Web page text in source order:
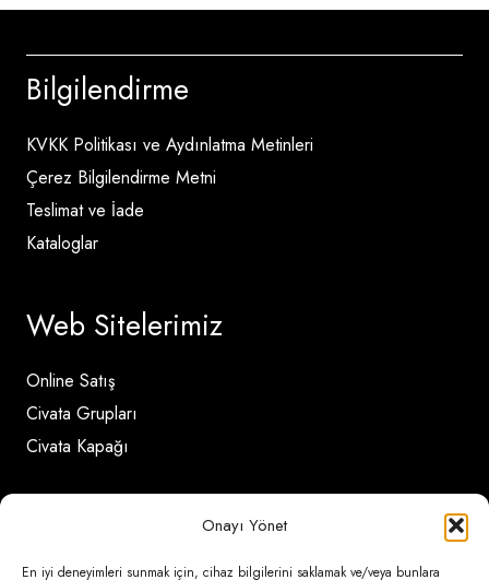
Onayı Yönet
En iyi deneyimleri sunmak için, cihaz bilgilerini saklamak ve/veya bunlara
Bilgilendirme
KVKK Politikası ve Aydınlatma Metinleri
Çerez Bilgilendirme Metni
Teslimat ve İade
Kataloglar
Web Sitelerimiz
Online Satış
Civata Grupları
Civata Kapağı
İletişim Detayları